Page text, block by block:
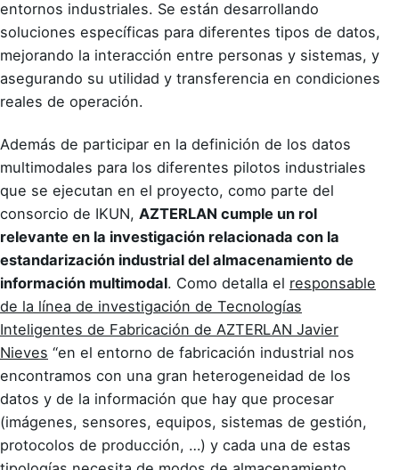
entornos industriales. Se están desarrollando
soluciones específicas para diferentes tipos de datos,
mejorando la interacción entre personas y sistemas, y
asegurando su utilidad y transferencia en condiciones
reales de operación.
Además de participar en la definición de los datos
multimodales para los diferentes pilotos industriales
que se ejecutan en el proyecto, como parte del
consorcio de IKUN, AZTERLAN cumple un rol
relevante en la investigación relacionada con la
estandarización industrial del almacenamiento de
información multimodal. Como detalla el responsable
de la línea de investigación de Tecnologías
Inteligentes de Fabricación de AZTERLAN Javier
Nieves “en el entorno de fabricación industrial nos
encontramos con una gran heterogeneidad de los
datos y de la información que hay que procesar
(imágenes, sensores, equipos, sistemas de gestión,
protocolos de producción, …) y cada una de estas